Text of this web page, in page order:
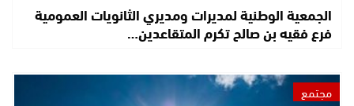
الجمعية الوطنية لمديرات ومديري الثانويات العمومية
فرع فقيه بن صالح تكرم المتقاعدين…
مجتمع